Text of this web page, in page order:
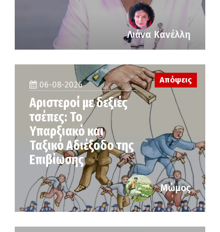
Λιάνα Κανέλλη
06-08-2026
Αριστεροί με δεξιές
τσέπες: Το
Υπαρξιακό και
Ταξικό Αδιέξοδο της
Επιβίωσης
Απόψεις
Μώμος